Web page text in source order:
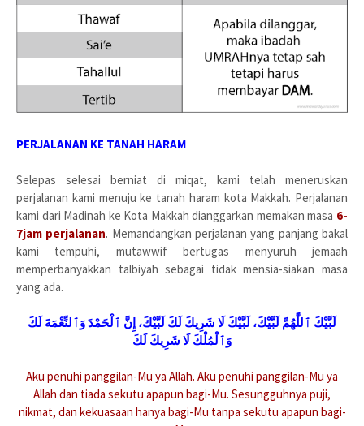
PERJALANAN KE TANAH HARAM
Selepas selesai berniat di miqat, kami telah meneruskan
perjalanan kami menuju ke tanah haram kota Makkah. Perjalanan
kami dari Madinah ke Kota Makkah dianggarkan memakan masa 6-
7jam perjalanan. Memandangkan perjalanan yang panjang bakal
kami tempuhi, mutawwif bertugas menyuruh jemaah
memperbanyakkan talbiyah sebagai tidak mensia-siakan masa
yang ada.
لَبَّيْكَ ٱللَّٰهُمَّ لَبَّيْكَ، لَبَّيْكَ لَا شَرِيكَ لَكَ لَبَّيْكَ، إِنَّ ٱلْحَمْدَ وَٱلنِّعْمَةَ لَكَ
وَٱلْمُلْكَ لَا شَرِيكَ لَكَ
Aku penuhi panggilan-Mu ya Allah. Aku penuhi panggilan-Mu ya
Allah dan tiada sekutu apapun bagi-Mu. Sesungguhnya puji,
nikmat, dan kekuasaan hanya bagi-Mu tanpa sekutu apapun bagi-